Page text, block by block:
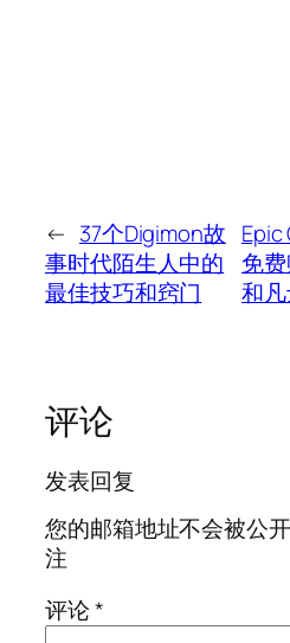
← 37个Digimon故
事时代陌生人中的
最佳技巧和窍门
免
和
评论
发表回复
您的邮箱地址不会被公开
注
评论*